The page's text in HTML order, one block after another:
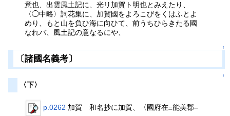
意也、出雲風土記に、光リ加賀ト明也とみえたり、
〈◯中略〉詞花集に、加賀國をよろこびをくはふとよ
めり、もと山を負ひ海に向ひて、前うちひらきたる國
なれバ、風土記の意なるにや、
↑
〔諸國名義考〕
↑
〈下〉
p.0262 加賀 和名抄に加賀、〈國府在二能美郡一